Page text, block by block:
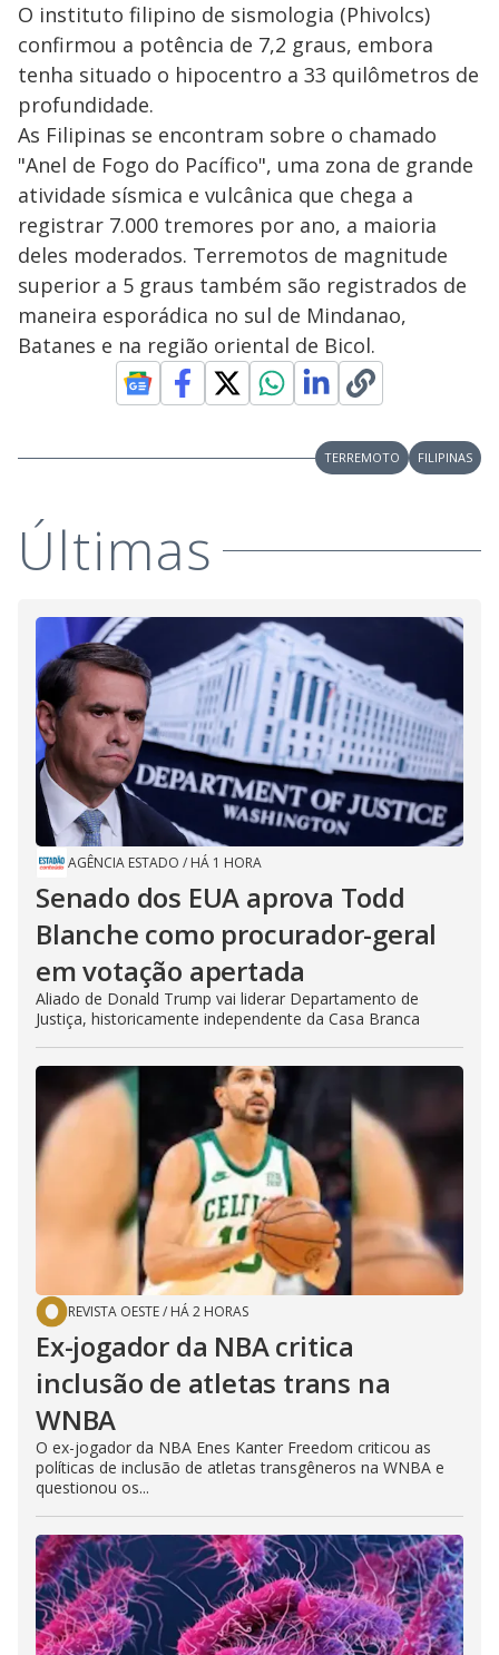
O instituto filipino de sismologia (Phivolcs)
confirmou a potência de 7,2 graus, embora
tenha situado o hipocentro a 33 quilômetros de
profundidade.
As Filipinas se encontram sobre o chamado
"Anel de Fogo do Pacífico", uma zona de grande
atividade sísmica e vulcânica que chega a
registrar 7.000 tremores por ano, a maioria
deles moderados. Terremotos de magnitude
superior a 5 graus também são registrados de
maneira esporádica no sul de Mindanao,
Batanes e na região oriental de Bicol.
TERREMOTO FILIPINAS
Últimas
AGÊNCIA ESTADO / HÁ 1 HORA
Senado dos EUA aprova Todd
Blanche como procurador-geral
em votação apertada
Aliado de Donald Trump vai liderar Departamento de
Justiça, historicamente independente da Casa Branca
REVISTA OESTE/ HÁ 2 HORAS
Ex-jogador da NBA critica
inclusão de atletas trans na
WNBA
O ex-jogador da NBA Enes Kanter Freedom criticou as
políticas de inclusão de atletas transgêneros na WNBA e
questionou os...